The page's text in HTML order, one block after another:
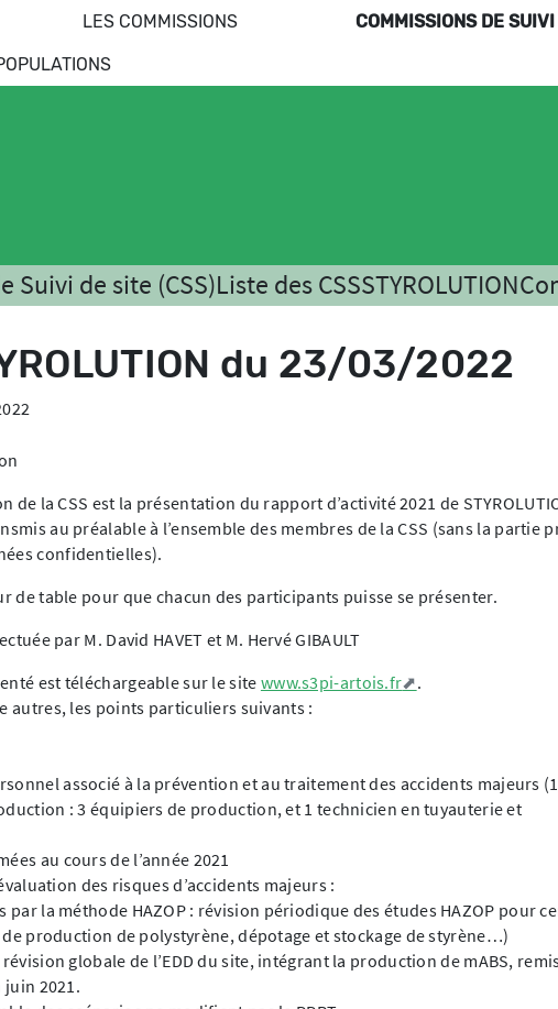
LES COMMISSIONS COMMISSIONS DE
Suivi de site (CSS)Liste des CSSSTYROLUTION
du 23/03/2022
de la CSS est la présentation du rapport d’activité 2021 de
au préalable à l’ensemble des membres de la CSS (sans la partie
confidentielles).
de table pour que chacun des participants puisse se présenter.
par M. David HAVET et M. Hervé GIBAULT
est téléchargeable sur le site www.s3pi-artois.fr
.
autres, les points particuliers suivants :
associé à la prévention et au traitement des accidents majeurs (1
: 3 équipiers de production, et 1 technicien en tuyauterie et
au cours de l’année 2021
des risques d’accidents majeurs :
par la méthode HAZOP : révision périodique des études HAZOP pour
production de polystyrène, dépotage et stockage de styrène…)
globale de l’EDD du site, intégrant la production de mABS,
2021.